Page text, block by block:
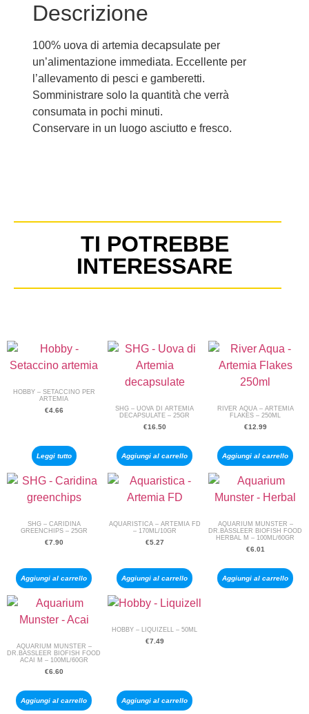
Descrizione
100% uova di artemia decapsulate per
un’alimentazione immediata. Eccellente per
l’allevamento di pesci e gamberetti.
Somministrare solo la quantità che verrà
consumata in pochi minuti.
Conservare in un luogo asciutto e fresco.
TI POTREBBE
INTERESSARE
HOBBY – SETACCINO PER
ARTEMIA
€4.66
Leggi tutto
SHG – UOVA DI ARTEMIA
DECAPSULATE – 25GR
€16.50
Aggiungi al carrello
RIVER AQUA – ARTEMIA
FLAKES – 250ML
€12.99
Aggiungi al carrello
SHG – CARIDINA
GREENCHIPS – 25GR
€7.90
Aggiungi al carrello
AQUARISTICA – ARTEMIA FD
– 170ML/10GR
€5.27
Aggiungi al carrello
AQUARIUM MUNSTER –
DR.BASSLEER BIOFISH FOOD
HERBAL M – 100ML/60GR
€6.01
Aggiungi al carrello
AQUARIUM MUNSTER –
DR.BASSLEER BIOFISH FOOD
ACAI M – 100ML/60GR
€6.60
Aggiungi al carrello
HOBBY – LIQUIZELL – 50ML
€7.49
Aggiungi al carrello